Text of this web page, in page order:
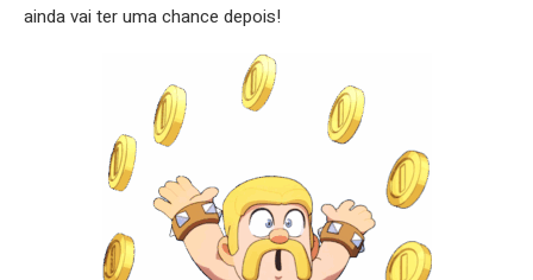
ainda vai ter uma chance depois!